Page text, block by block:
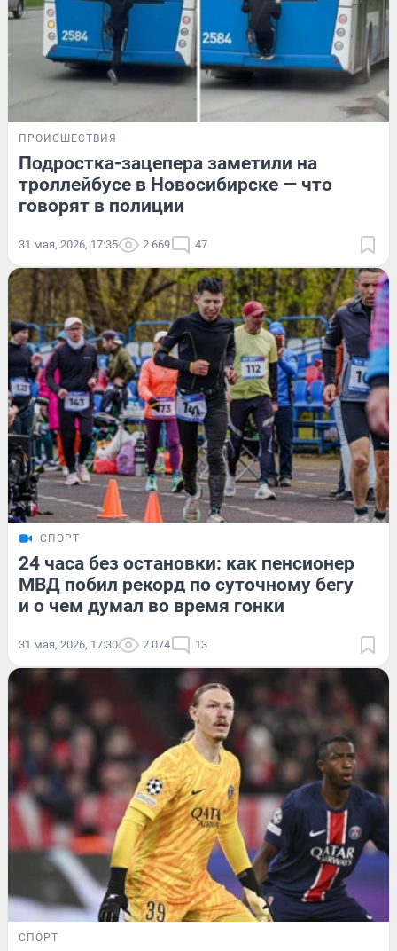
ПРОИСШЕСТВИЯ
Подростка-зацепера заметили на
троллейбусе в Новосибирске — что
говорят в полиции
31 мая, 2026, 17:35 2 669 47
СПОРТ
24 часа без остановки: как пенсионер
МВД побил рекорд по суточному бегу
и о чем думал во время гонки
31 мая, 2026, 17:30 2 074 13
СПОРТ